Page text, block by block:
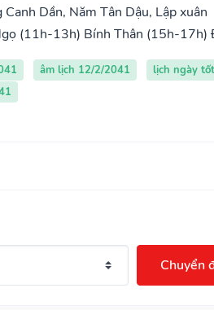
Dần, Năm Tân Dậu, Lập xuân
(11h-13h) Bính Thân (15h-17h)
âm lịch 12/2/2041
lịch ngày
Chuyển